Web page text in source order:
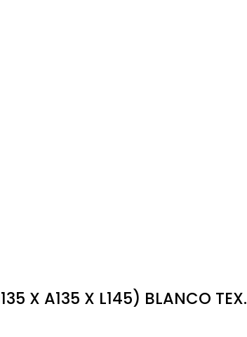
X A135 X L145) BLANCO TEX.